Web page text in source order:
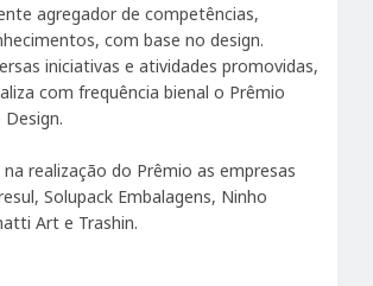
agregador de competências,
com base no design.
iniciativas e atividades promovidas,
com frequência bienal o Prêmio
na realização do Prêmio as empresas
Solupack Embalagens, Ninho
Art e Trashin.